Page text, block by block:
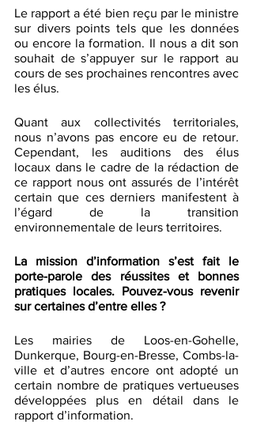
Le rapport a été bien reçu par le ministre
sur divers points tels que les données
ou encore la formation. Il nous a dit son
souhait de s’appuyer sur le rapport au
cours de ses prochaines rencontres avec
les élus.
Quant aux collectivités territoriales,
nous n’avons pas encore eu de retour
Cependant, les auditions des élus
locaux dans le cadre de la rédaction de
ce rapport nous ont assurés de l’intérêt
certain que ces derniers manifestent à
l’égard de la transition
environnementale de leurs territoires.
La mission d’information s’est fait le
porte-parole des réussites et bonnes
pratiques locales. Pouvez-vous revenir
sur certaines d’entre elles ?
Les mairies de Loos-en-Gohelle,
Dunkerque, Bourg-en-Bresse, Combs-la-
ville et d’autres encore ont adopté un
certain nombre de pratiques vertueuses
développées plus en détail dans le
rapport d’information.